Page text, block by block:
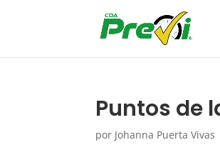
Puntos de
por Johanna Puerta Vivas